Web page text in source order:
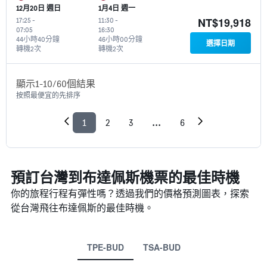
12月20日 週日
17:25 -
07:05
轉機2次
44小時40分鐘
1月4日 週一
11:30 -
16:30
轉機2次
46小時00分鐘
NT$19,918
選擇日期
顯示1-10/60個結果
按照最便宜的先排序
1 2 3 ... 6
預訂台灣到布達佩斯機票的最佳時機
你的旅程行程有彈性嗎？透過我們的價格預測圖表，探索
從台灣​飛往布達佩斯的最佳時機。
TPE-BUD TSA-BUD